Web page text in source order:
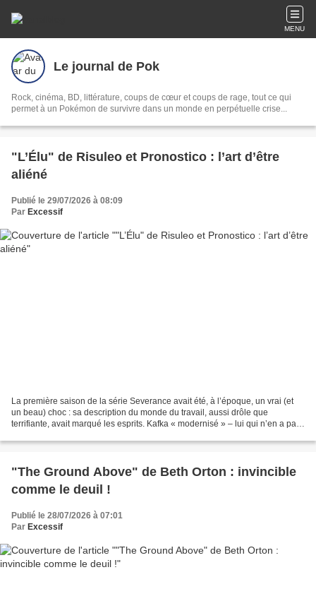
MENU
Le journal de Pok
Rock, cinéma, BD, littérature, coups de cœur et coups de rage, tout ce qui
permet à un Pokémon de survivre dans un monde en perpétuelle crise...
"L’Élu" de Risuleo et Pronostico : l’art d’être
aliéné
Publié le 29/07/2026 à 08:09
Par Excessif
La première saison de la série Severance avait été, à l’époque, un vrai (et
un beau) choc : sa description du monde du travail, aussi drôle que
terrifiante, avait marqué les esprits. Kafka « modernisé » – lui qui n’en a pas
"The Ground Above" de Beth Orton : invincible
comme le deuil !
Publié le 28/07/2026 à 07:01
Par Excessif